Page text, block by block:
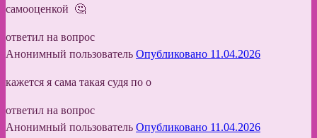
самооценкой 🤔
ответил на вопрос
Анонимный пользователь Опубликовано 11.04.2026
кажется я сама такая судя по о
ответил на вопрос
Анонимный пользователь Опубликовано 11.04.2026